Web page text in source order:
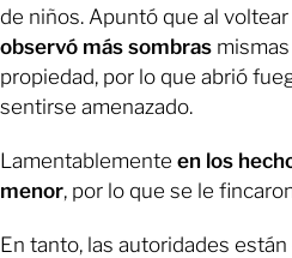
de niños. Apuntó que al
observó más sombras
propiedad, por lo que abrió
sentirse amenazado.
Lamentablemente en los
menor, por lo que se le
En tanto, las autoridades